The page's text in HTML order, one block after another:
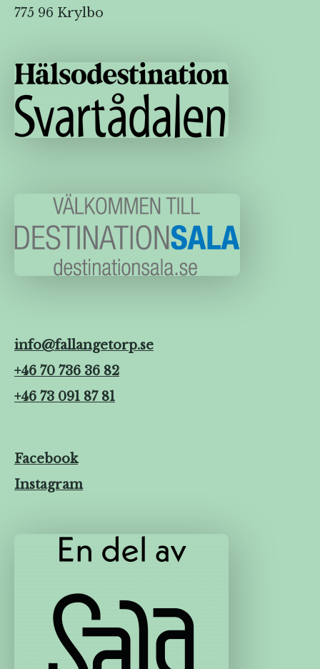
775 96 Krylbo
info@fallangetorp.se
+46 70 736 36 82
+46 73 091 87 81
Facebook
Instagram